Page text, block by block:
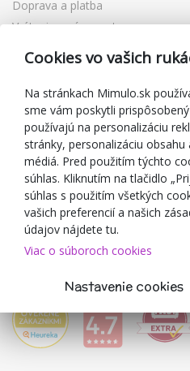
Doprava a platba
Vrátenie a výmena tovaru
Reklamácia
Zľavové kupóny
Blog
O predajcovi
Mimulo.sk
Obchodné podmienky
Ochrana osobných údajov GDPR
Kontakty
Spolupracujeme
Cookies vo vašich
Na stránkach Mimulo.sk
sme vám poskytli
používajú na personalizáciu
stránky, personalizáciu
médiá. Pred použitím týchto
súhlas. Kliknutím na tlačidlo
súhlas s použitím všetkých
vašich preferencií a našich
údajov nájdete tu.
Viac o súboroch cookies
Nastavenie cookies